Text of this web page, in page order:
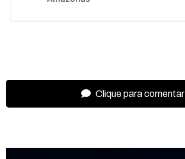
Clique para comentar